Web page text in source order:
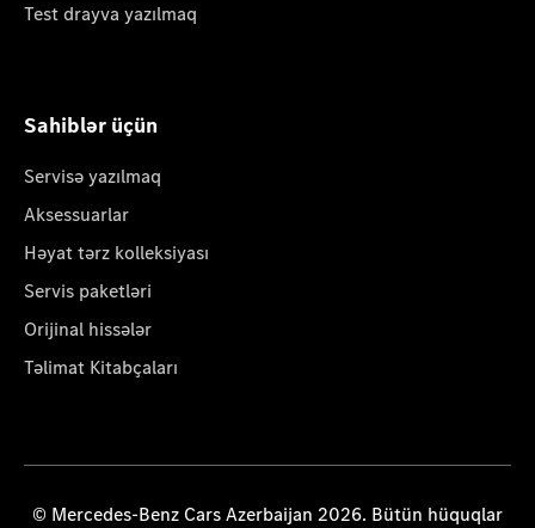
Test drayva yazılmaq
Sahiblər üçün
Servisə yazılmaq
Aksessuarlar
Həyat tərz kolleksiyası
Servis paketləri
Orijinal hissələr
Təlimat Kitabçaları
© Mercedes-Benz Cars Azerbaijan 2026. Bütün hüquqlar